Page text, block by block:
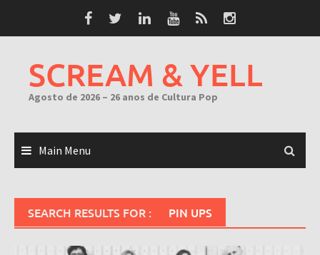
SCREAM & YELL
Agosto de 2026 – 26 anos de Cultura Pop
Main Menu
SEARCH RESULTS FOR : PIN UPS